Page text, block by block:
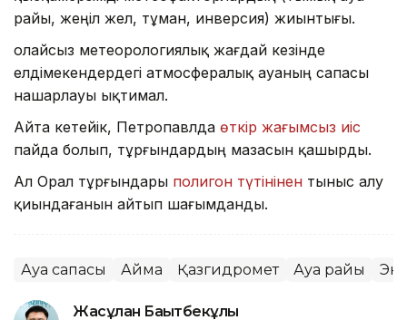
райы, жеңіл жел, тұман, инверсия) жиынтығы.
Қолайсыз метеорологиялық жағдай кезінде
елдімекендердегі атмосфералық ауаның сапасы
нашарлауы ықтимал.
Айта кетейік, Петропавлда өткір жағымсыз иіс
пайда болып, тұрғындардың мазасын қашырды.
Ал Орал тұрғындары полигон түтінінен тыныс алу
қиындағанын айтып шағымданды.
Ауа сапасы Аймақ Қазгидромет Ауа райы
Жасұлан Бақытбекұлы